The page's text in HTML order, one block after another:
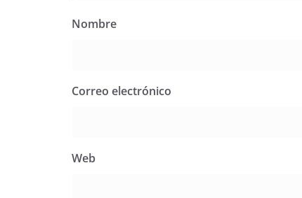
Nombre
Correo electrónico
Web